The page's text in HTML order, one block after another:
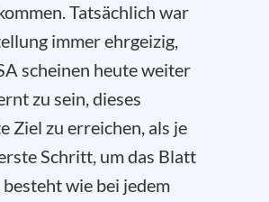
Tatsächlich war
immer ehrgeizig,
scheinen heute weiter
zu sein, dieses
Ziel zu erreichen, als je
Schritt, um das Blatt
besteht wie bei jedem